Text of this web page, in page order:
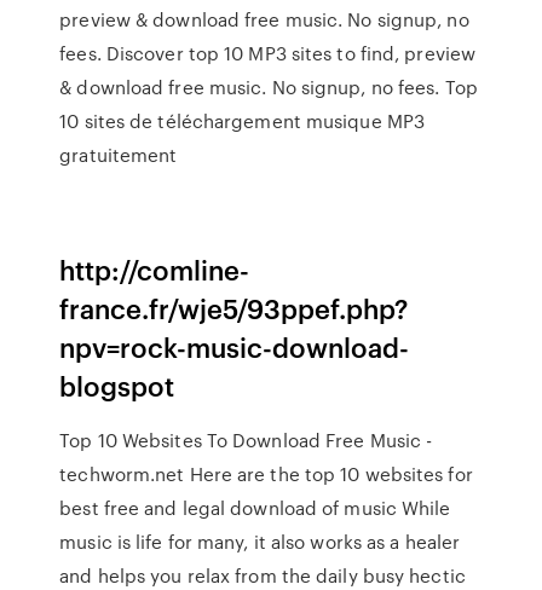
preview & download free music. No signup, no
fees. Discover top 10 MP3 sites to find, preview
& download free music. No signup, no fees. Top
10 sites de téléchargement musique MP3
gratuitement
http://comline-
france.fr/wje5/93ppef.php?
npv=rock-music-download-
blogspot
Top 10 Websites To Download Free Music -
techworm.net Here are the top 10 websites for
best free and legal download of music While
music is life for many, it also works as a healer
and helps you relax from the daily busy hectic